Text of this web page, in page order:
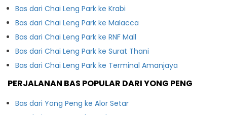
Bas dari Chai Leng Park ke Krabi
Bas dari Chai Leng Park ke Malacca
Bas dari Chai Leng Park ke RNF Mall
Bas dari Chai Leng Park ke Surat Thani
Bas dari Chai Leng Park ke Terminal Amanjaya
PERJALANAN BAS POPULAR DARI YONG PENG
Bas dari Yong Peng ke Alor Setar